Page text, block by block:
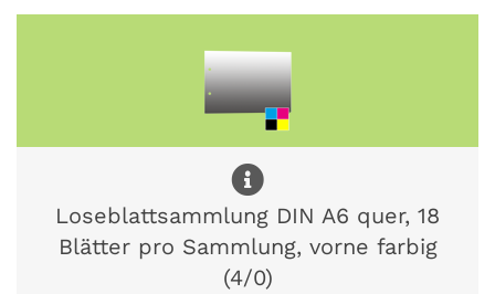
Loseblattsammlung DIN A6 quer, 18
Blätter pro Sammlung, vorne farbig
(4/0)